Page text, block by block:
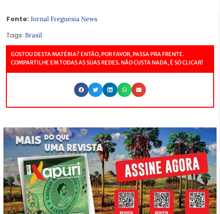
Fonte: Jornal Freguesia News
Tags: Brasil
GOSTOU DESTA MATÉRIA? ENTÃO, POR FAVOR, PASSA PRA FRENTE.
COMPARTILHE EM TODAS AS SUAS REDES. NÃO CUSTA NADA, É SÓ CLICAR!